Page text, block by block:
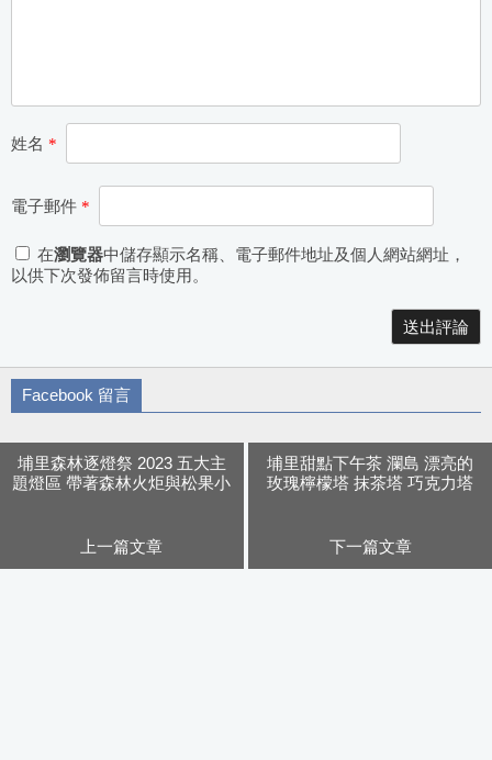
姓名 *
電子郵件 *
在瀏覽器中儲存顯示名稱、電子郵件地址及個人網站網址，
以供下次發佈留言時使用。
Facebook 留言
埔里森林逐燈祭 2023 五大主
題燈區 帶著森林火炬與松果小
上一篇文章
埔里甜點下午茶 瀾島 漂亮的
玫瑰檸檬塔 抹茶塔 巧克力塔
下一篇文章